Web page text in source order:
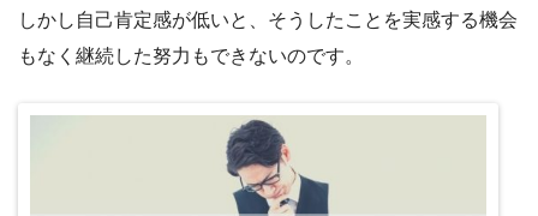
しかし自己肯定感が低いと、そうしたことを実感する機会
もなく継続した努力もできないのです。